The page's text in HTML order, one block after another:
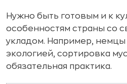
Нужно быть готовым и к
особенностям страны со
укладом. Например, немцы
экологией, сортировка
обязательная практика.